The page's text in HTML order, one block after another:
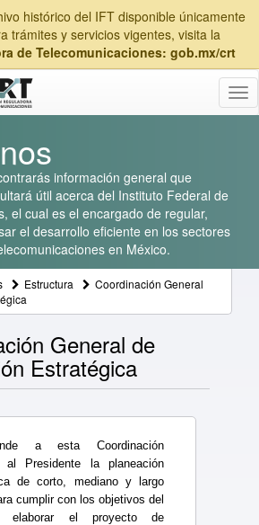
histórico del IFT disponible únicamente
trámites y servicios vigentes, visita la
de Telecomunicaciones: gob.mx/crt
información general que
útil acerca del Instituto Federal de
el cual es el encargado de regular,
el desarrollo eficiente en los sectores
en México.
Estructura
Coordinación General
General de
Estratégica
a esta Coordinación
al Presidente la planeación
de corto, mediano y largo
cumplir con los objetivos del
elaborar el proyecto de